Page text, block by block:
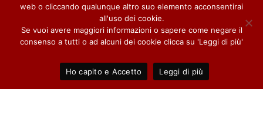
38050 Scurelle – TN
tel./fax 0461 768396
web o cliccando qualunque altro suo elemento acconsentirai
all'uso dei cookie.
Se vuoi avere maggiori informazioni o sapere come negare il
consenso a tutti o ad alcuni dei cookie clicca su 'Leggi di più'
Ho capito e Accetto Leggi di più